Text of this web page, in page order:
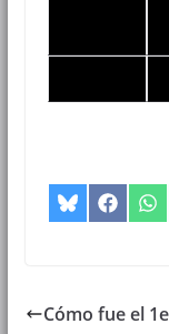
Compartir
en en en
Cómo fue el